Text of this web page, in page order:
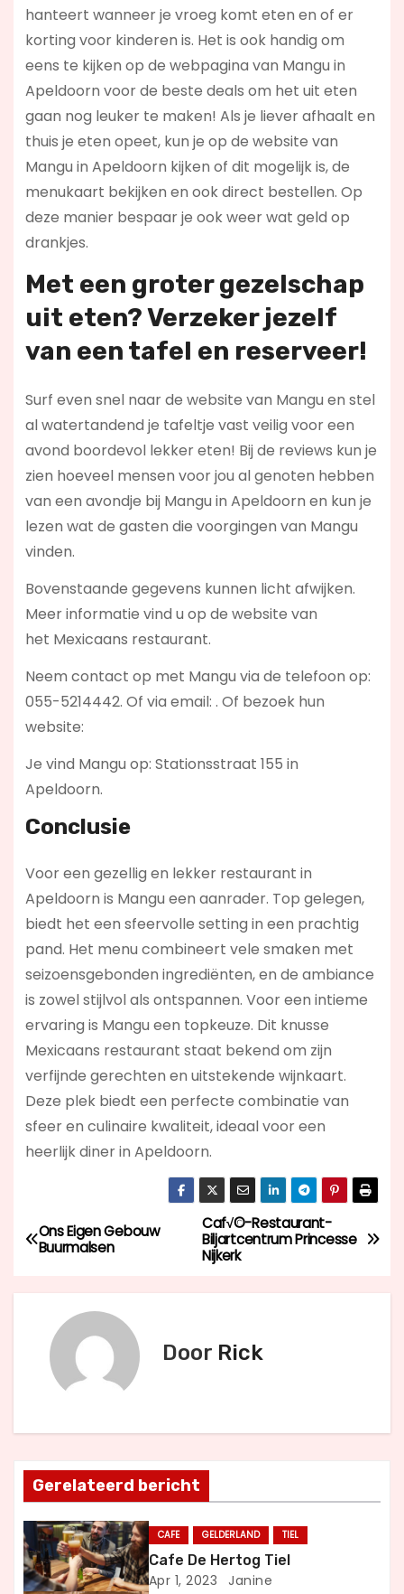
hanteert wanneer je vroeg komt eten en of er
korting voor kinderen is. Het is ook handig om
eens te kijken op de webpagina van Mangu in
Apeldoorn voor de beste deals om het uit eten
gaan nog leuker te maken! Als je liever afhaalt en
thuis je eten opeet, kun je op de website van
Mangu in Apeldoorn kijken of dit mogelijk is, de
menukaart bekijken en ook direct bestellen. Op
deze manier bespaar je ook weer wat geld op
drankjes.
Met een groter gezelschap
uit eten? Verzeker jezelf
van een tafel en reserveer!
Surf even snel naar de website van Mangu en stel
al watertandend je tafeltje vast veilig voor een
avond boordevol lekker eten! Bij de reviews kun je
zien hoeveel mensen voor jou al genoten hebben
van een avondje bij Mangu in Apeldoorn en kun je
lezen wat de gasten die voorgingen van Mangu
vinden.
Bovenstaande gegevens kunnen licht afwijken.
Meer informatie vind u op de website van
het Mexicaans restaurant.
Neem contact op met Mangu via de telefoon op:
055-5214442. Of via email: . Of bezoek hun
website:
Je vind Mangu op: Stationsstraat 155 in
Apeldoorn.
Conclusie
Voor een gezellig en lekker restaurant in
Apeldoorn is Mangu een aanrader. Top gelegen,
biedt het een sfeervolle setting in een prachtig
pand. Het menu combineert vele smaken met
seizoensgebonden ingrediënten, en de ambiance
is zowel stijlvol als ontspannen. Voor een intieme
ervaring is Mangu een topkeuze. Dit knusse
Mexicaans restaurant staat bekend om zijn
verfijnde gerechten en uitstekende wijnkaart.
Deze plek biedt een perfecte combinatie van
sfeer en culinaire kwaliteit, ideaal voor een
heerlijk diner in Apeldoorn.
B
t
n
a
v
Caf√©-Restaurant-
Biljartcentrum Princesse
Nijkerk
Ons Eigen Gebouw
Buurmalsen
Door Rick
Gerelateerd bericht
CAFE GELDERLAND TIEL
Cafe De Hertog Tiel
Apr 1, 2023 Janine